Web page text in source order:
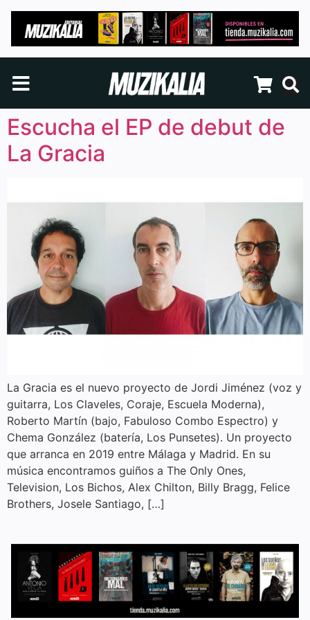
Escucha el EP de debut de
La Gracia
La Gracia es el nuevo proyecto de Jordi Jiménez (voz y
guitarra, Los Claveles, Coraje, Escuela Moderna),
Roberto Martín (bajo, Fabuloso Combo Espectro) y
Chema González (batería, Los Punsetes). Un proyecto
que arranca en 2019 entre Málaga y Madrid. En su
música encontramos guiños a The Only Ones,
Television, Los Bichos, Alex Chilton, Billy Bragg, Felice
Brothers, Josele Santiago, […]